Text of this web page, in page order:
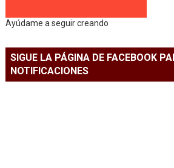
Ayúdame a seguir creando
SIGUE LA PÁGINA DE FACEBOOK
NOTIFICACIONES